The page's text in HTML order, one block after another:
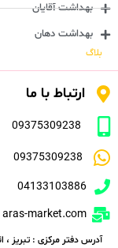
بهداشت آقایان
بهداشت دهان
بلاگ
ارتباط با ما
09375309238
09375309238
04133103886
aras-market.com
آدرس دفتر مرکزی : تبریز ،